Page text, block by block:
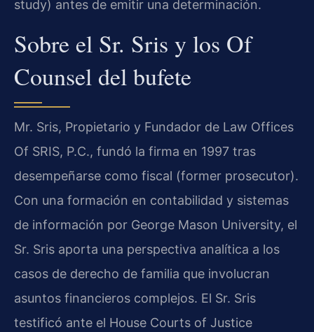
study) antes de emitir una determinación.
Sobre el Sr. Sris y los Of
Counsel del bufete
Mr. Sris, Propietario y Fundador de Law Offices
Of SRIS, P.C., fundó la firma en 1997 tras
desempeñarse como fiscal (former prosecutor).
Con una formación en contabilidad y sistemas
de información por George Mason University, el
Sr. Sris aporta una perspectiva analítica a los
casos de derecho de familia que involucran
asuntos financieros complejos. El Sr. Sris
testificó ante el House Courts of Justice